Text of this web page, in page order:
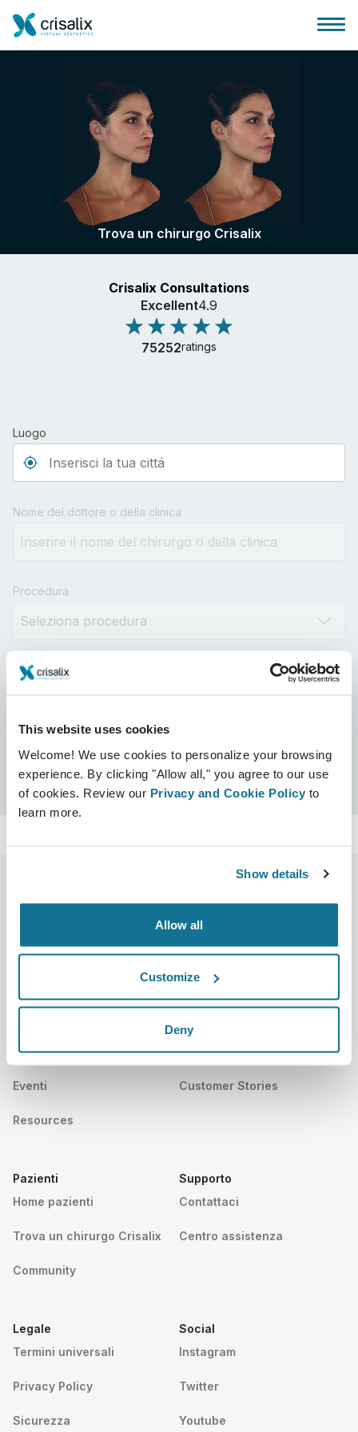
This website uses cookies
Welcome! We use cookies to personalize your browsing
experience. By clicking "Allow all," you agree to our use
of cookies. Review our Privacy and Cookie Policy to
learn more.
Show details
Allow all
Customize
Deny
Accesso chirurghi
Piattaforma Business 3D
Piani
Recensioni dei pazienti
Trova un chirurgo Crisalix
Crisalix Consultations
Excellent4.9
75252ratings
Luogo
Nome del dottore o della clinica
Procedura
Distanza
Certificato Crisalix Cerca
Su di noi
Pubblicazioni
Eventi
Resources
Chirurghi
Home chirurghi
Manager business 3D
Recensioni dei pazienti
Customer Stories
Pazienti
Home pazienti
Trova un chirurgo Crisalix
Community
Supporto
Contattaci
Centro assistenza
Legale
Termini universali
Privacy Policy
Sicurezza
Social
Instagram
Twitter
Youtube